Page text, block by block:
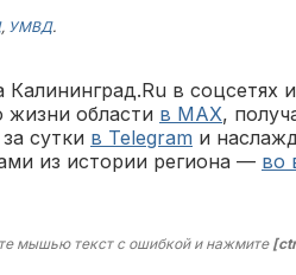
, УМВД.
в соцсетях
жизни области в MAX,
сутки в Telegram и
из истории региона — во
мышью текст с ошибкой и нажмите